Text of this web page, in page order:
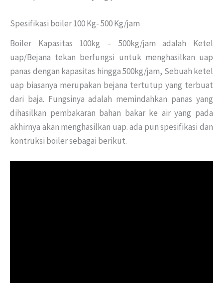
Spesifikasi boiler 100 Kg- 500 Kg/jam
Boiler Kapasitas 100kg – 500kg/jam adalah Ketel
uap/Bejana tekan berfungsi untuk menghasilkan uap
panas dengan kapasitas hingga 500kg/jam, Sebuah ketel
uap biasanya merupakan bejana tertutup yang terbuat
dari baja. Fungsinya adalah memindahkan panas yang
dihasilkan pembakaran bahan bakar ke air yang pada
akhirnya akan menghasilkan uap. ada pun spesifikasi dan
kontruksi boiler sebagai berikut.